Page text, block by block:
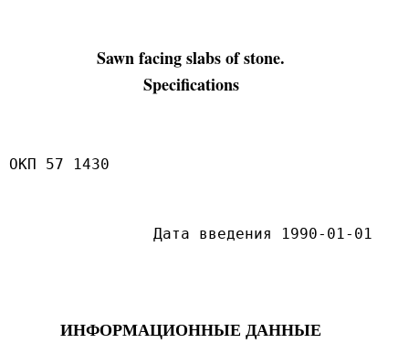
Sawn facing slabs of stone.
Specifications
ОКП 57 1430
Дата введения 1990-01-01
ИНФОРМАЦИОННЫЕ ДАННЫЕ